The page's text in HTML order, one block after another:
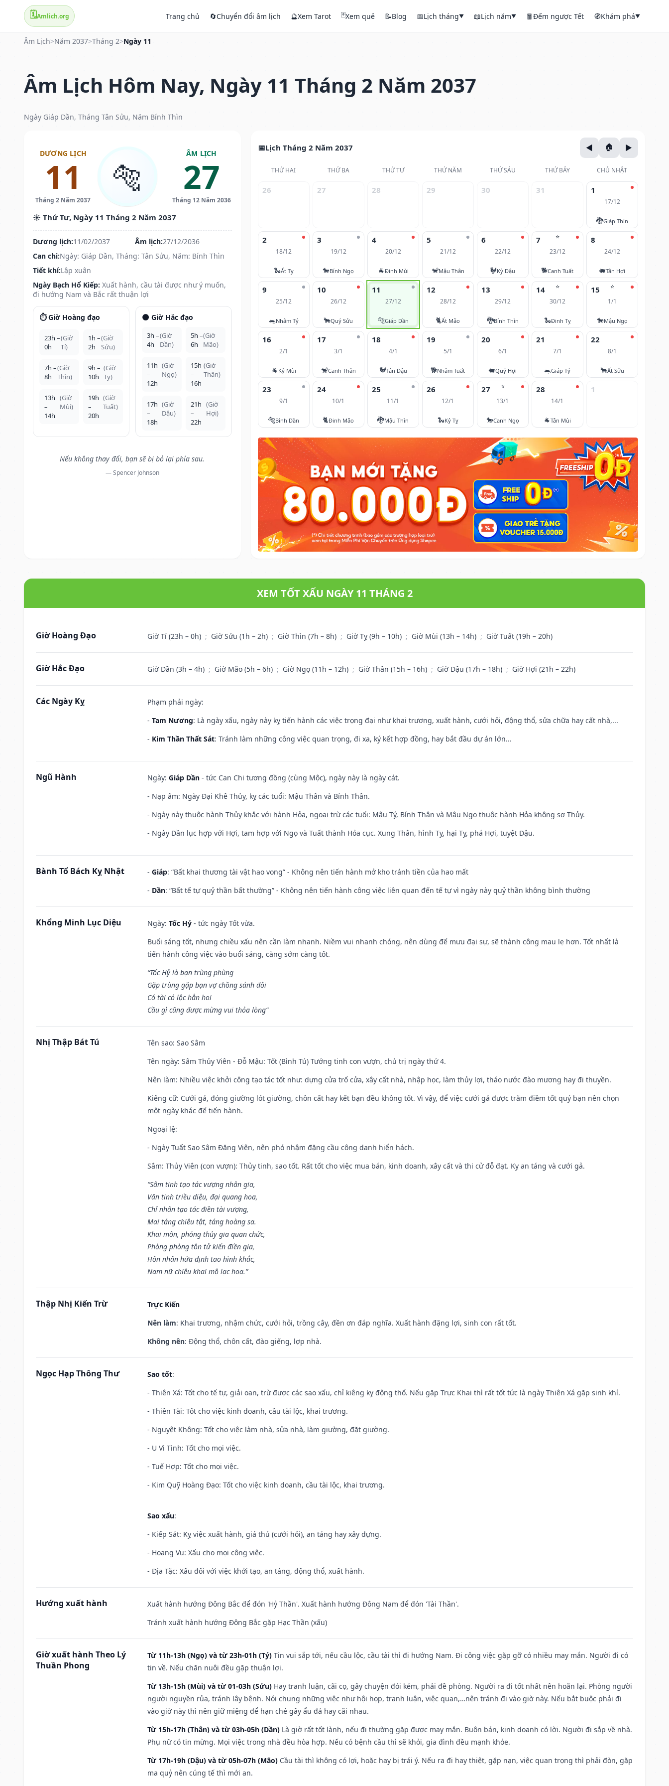
🗓️Amlich.org Trang chủ 🔄Chuyển đổi âm lịch 🔮Xem Tarot 🃏Xem quẻ 📝Blog 📅Lịch tháng▼ 📖Lịch năm▼ 🧧Đếm ngược Tết 🧭Khám phá▼
Âm Lịch>Năm 2037>Tháng 2>Ngày 11
Âm Lịch Hôm Nay, Ngày 11 Tháng 2 Năm 2037
Ngày Giáp Dần, Tháng Tân Sửu, Năm Bính Thìn
DƯƠNG LỊCH
11
Tháng 2 Năm 2037
🐅
ÂM LỊCH
27
Tháng 12 Năm 2036
☀️ Thứ Tư, Ngày 11 Tháng 2 Năm 2037
Dương lịch:11/02/2037 Âm lịch:27/12/2036
Can chi:Ngày: Giáp Dần, Tháng: Tân Sửu, Năm: Bính Thìn
Tiết khí:Lập xuân
Ngày Bạch Hổ Kiếp: Xuất hành, cầu tài được như ý muốn,
đi hướng Nam và Bắc rất thuận lợi
⏱️ Giờ Hoàng đạo
23h –
0h
(Giờ
Tí)
1h –
2h
(Giờ
Sửu)
7h –
8h
(Giờ
Thìn)
9h –
10h
(Giờ
Tỵ)
13h
–
14h
(Giờ
Mùi)
19h
–
20h
(Giờ
Tuất)
🌑 Giờ Hắc đạo
3h –
4h
(Giờ
Dần)
5h –
6h
(Giờ
Mão)
11h
–
12h
(Giờ
Ngọ)
15h
–
16h
(Giờ
Thân)
17h
–
18h
(Giờ
Dậu)
21h
–
22h
(Giờ
Hợi)
Nếu không thay đổi, bạn sẽ bị bỏ lại phía sau.
— Spencer Johnson
Lịch Tháng 2 Năm 2037
THỨ HAI THỨ BA THỨ TƯ THỨ NĂM THỨ SÁU THỨ BẢY CHỦ NHẬT
26 27 28 29 30 31 1
17/12
🐉Giáp Thìn
2
18/12
🐍Ất Tỵ
3
19/12
🐎Bính Ngọ
4
20/12
🐐Đinh Mùi
5
21/12
🐒Mậu Thân
6
22/12
🐓Kỷ Dậu
⭐
7
23/12
🐕Canh Tuất
8
24/12
🐖Tân Hợi
9
25/12
🐀Nhâm Tý
10
26/12
🐂Quý Sửu
11
27/12
🐅Giáp Dần
12
28/12
🐈Ất Mão
13
29/12
🐉Bính Thìn
⭐
14
30/12
🐍Đinh Tỵ
⭐
15
1/1
🐎Mậu Ngọ
16
2/1
🐐 Kỷ Mùi
17
3/1
🐒Canh Thân
18
4/1
🐓Tân Dậu
19
5/1
🐕Nhâm Tuất
20
6/1
🐖Quý Hợi
21
7/1
🐀Giáp Tý
22
8/1
🐂Ất Sửu
23
9/1
🐅Bính Dần
24
10/1
🐈Đinh Mão
25
11/1
🐉Mậu Thìn
26
12/1
🐍Kỷ Tỵ
⭐
27
13/1
🐎Canh Ngọ
28
14/1
🐐Tân Mùi
1
XEM TỐT XẤU NGÀY 11 THÁNG 2
Giờ Hoàng Đạo Giờ Tí (23h – 0h) ; Giờ Sửu (1h – 2h) ; Giờ Thìn (7h – 8h) ; Giờ Tỵ (9h – 10h) ; Giờ Mùi (13h – 14h) ; Giờ Tuất (19h – 20h)
Giờ Hắc Đạo Giờ Dần (3h – 4h) ; Giờ Mão (5h – 6h) ; Giờ Ngọ (11h – 12h) ; Giờ Thân (15h – 16h) ; Giờ Dậu (17h – 18h) ; Giờ Hợi (21h – 22h)
Các Ngày Kỵ
Phạm phải ngày:
- Tam Nương: Là ngày xấu, ngày này kỵ tiến hành các việc trọng đại như khai trương, xuất hành, cưới hỏi, động thổ, sửa chữa hay cất nhà,...
- Kim Thần Thất Sát: Tránh làm những công việc quan trọng, đi xa, ký kết hợp đồng, hay bắt đầu dự án lớn...
Ngũ Hành Ngày: Giáp Dần - tức Can Chi tương đồng (cùng Mộc), ngày này là ngày cát.
- Nạp âm: Ngày Đại Khê Thủy, kỵ các tuổi: Mậu Thân và Bính Thân.
- Ngày này thuộc hành Thủy khắc với hành Hỏa, ngoại trừ các tuổi: Mậu Tý, Bính Thân và Mậu Ngọ thuộc hành Hỏa không sợ Thủy.
- Ngày Dần lục hợp với Hợi, tam hợp với Ngọ và Tuất thành Hỏa cục. Xung Thân, hình Tỵ, hại Tỵ, phá Hợi, tuyệt Dậu.
Bành Tổ Bách Kỵ Nhật - Giáp: “Bất khai thương tài vật hao vong” - Không nên tiến hành mở kho tránh tiền của hao mất
- Dần: “Bất tế tự quỷ thần bất thường” - Không nên tiến hành công việc liên quan đến tế tự vì ngày này quỷ thần không bình thường
Khổng Minh Lục Diệu Ngày: Tốc Hỷ - tức ngày Tốt vừa.
Buổi sáng tốt, nhưng chiều xấu nên cần làm nhanh. Niềm vui nhanh chóng, nên dùng để mưu đại sự, sẽ thành công mau lẹ hơn. Tốt nhất là
tiến hành công việc vào buổi sáng, càng sớm càng tốt.
“Tốc Hỷ là bạn trùng phùng
Gặp trùng gặp bạn vợ chồng sánh đôi
Có tài có lộc hẳn hoi
Cầu gì cũng được mừng vui thỏa lòng”
Nhị Thập Bát Tú Tên sao: Sao Sâm
Tên ngày: Sâm Thủy Viên - Đỗ Mậu: Tốt (Bình Tú) Tướng tinh con vượn, chủ trị ngày thứ 4.
Nên làm: Nhiều việc khởi công tạo tác tốt như: dựng cửa trổ cửa, xây cất nhà, nhập học, làm thủy lợi, tháo nước đào mương hay đi thuyền.
Kiêng cữ: Cưới gả, đóng giường lót giường, chôn cất hay kết bạn đều không tốt. Vì vậy, để việc cưới gả được trăm điềm tốt quý bạn nên chọn
một ngày khác để tiến hành.
Ngoại lệ:
- Ngày Tuất Sao Sâm Đăng Viên, nên phó nhậm đặng cầu công danh hiển hách.
Sâm: Thủy Viên (con vượn): Thủy tinh, sao tốt. Rất tốt cho việc mua bán, kinh doanh, xây cất và thi cử đỗ đạt. Kỵ an táng và cưới gả.
“Sâm tinh tạo tác vượng nhân gia,
Văn tinh triều diệu, đại quang hoa,
Chỉ nhân tạo tác điền tài vượng,
Mai táng chiêu tật, táng hoàng sa.
Khai môn, phóng thủy gia quan chức,
Phòng phòng tôn tử kiến điền gia,
Hôn nhân hứa định tao hình khắc,
Nam nữ chiêu khai mộ lạc hoa.”
Thập Nhị Kiến Trừ
Trực Kiến
Nên làm: Khai trương, nhậm chức, cưới hỏi, trồng cây, đền ơn đáp nghĩa. Xuất hành đặng lợi, sinh con rất tốt.
Không nên: Động thổ, chôn cất, đào giếng, lợp nhà.
Ngọc Hạp Thông Thư Sao tốt:
- Thiên Xá: Tốt cho tế tự, giải oan, trừ được các sao xấu, chỉ kiêng kỵ động thổ. Nếu gặp Trực Khai thì rất tốt tức là ngày Thiên Xá gặp sinh khí.
- Thiên Tài: Tốt cho việc kinh doanh, cầu tài lộc, khai trương.
- Nguyệt Không: Tốt cho việc làm nhà, sửa nhà, làm giường, đặt giường.
- U Vi Tinh: Tốt cho mọi việc.
- Tuế Hợp: Tốt cho mọi việc.
- Kim Quỹ Hoàng Đạo: Tốt cho việc kinh doanh, cầu tài lộc, khai trương.
Sao xấu:
- Kiếp Sát: Kỵ việc xuất hành, giá thú (cưới hỏi), an táng hay xây dựng.
- Hoang Vu: Xấu cho mọi công việc.
- Địa Tặc: Xấu đối với việc khởi tạo, an táng, động thổ, xuất hành.
Hướng xuất hành
Xuất hành hướng Đông Bắc để đón 'Hỷ Thần'. Xuất hành hướng Đông Nam để đón 'Tài Thần'.
Tránh xuất hành hướng Đông Bắc gặp Hạc Thần (xấu)
Giờ xuất hành Theo Lý
Thuần Phong
Từ 11h-13h (Ngọ) và từ 23h-01h (Tý) Tin vui sắp tới, nếu cầu lộc, cầu tài thì đi hướng Nam. Đi công việc gặp gỡ có nhiều may mắn. Người đi có
tin về. Nếu chăn nuôi đều gặp thuận lợi.
Từ 13h-15h (Mùi) và từ 01-03h (Sửu) Hay tranh luận, cãi cọ, gây chuyện đói kém, phải đề phòng. Người ra đi tốt nhất nên hoãn lại. Phòng người
người nguyền rủa, tránh lây bệnh. Nói chung những việc như hội họp, tranh luận, việc quan,…nên tránh đi vào giờ này. Nếu bắt buộc phải đi
vào giờ này thì nên giữ miệng để hạn ché gây ẩu đả hay cãi nhau.
Từ 15h-17h (Thân) và từ 03h-05h (Dần) Là giờ rất tốt lành, nếu đi thường gặp được may mắn. Buôn bán, kinh doanh có lời. Người đi sắp về nhà.
Phụ nữ có tin mừng. Mọi việc trong nhà đều hòa hợp. Nếu có bệnh cầu thì sẽ khỏi, gia đình đều mạnh khỏe.
Từ 17h-19h (Dậu) và từ 05h-07h (Mão) Cầu tài thì không có lợi, hoặc hay bị trái ý. Nếu ra đi hay thiệt, gặp nạn, việc quan trọng thì phải đòn, gặp
ma quỷ nên cúng tế thì mới an.